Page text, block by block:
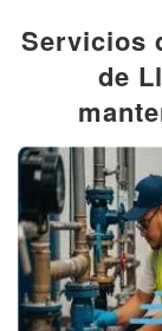
Servicios
de